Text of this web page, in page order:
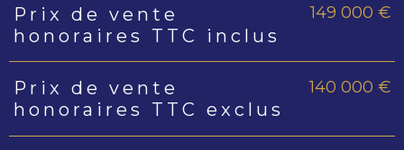
Caractéristiques Valeurs
Prix de vente
honoraires TTC inclus
149 000 €
Prix de vente
honoraires TTC exclus
140 000 €